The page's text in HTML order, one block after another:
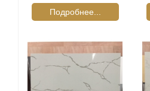
Подробнее...